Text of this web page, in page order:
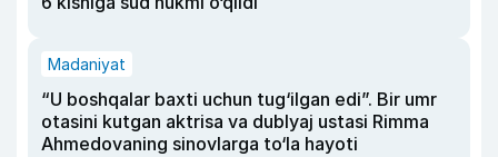
Madaniyat
“U boshqalar baxti uchun tug‘ilgan edi”. Bir umr
otasini kutgan aktrisa va dublyaj ustasi Rimma
Ahmedovaning sinovlarga to‘la hayoti